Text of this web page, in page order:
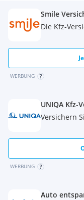
Smile
Die Kfz-
WERBUNG
UNIQA Kfz-
Versichern
WERBUNG
Auto